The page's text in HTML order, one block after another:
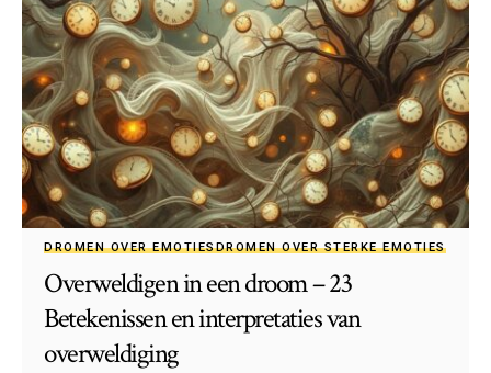
DROMEN OVER EMOTIESDROMEN OVER STERKE EMOTIES
Overweldigen in een droom – 23
Betekenissen en interpretaties van
overweldiging